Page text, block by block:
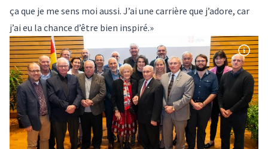
ça que je me sens moi aussi. J’ai une carrière que j’adore, car
j’ai eu la chance d’être bien inspiré.»